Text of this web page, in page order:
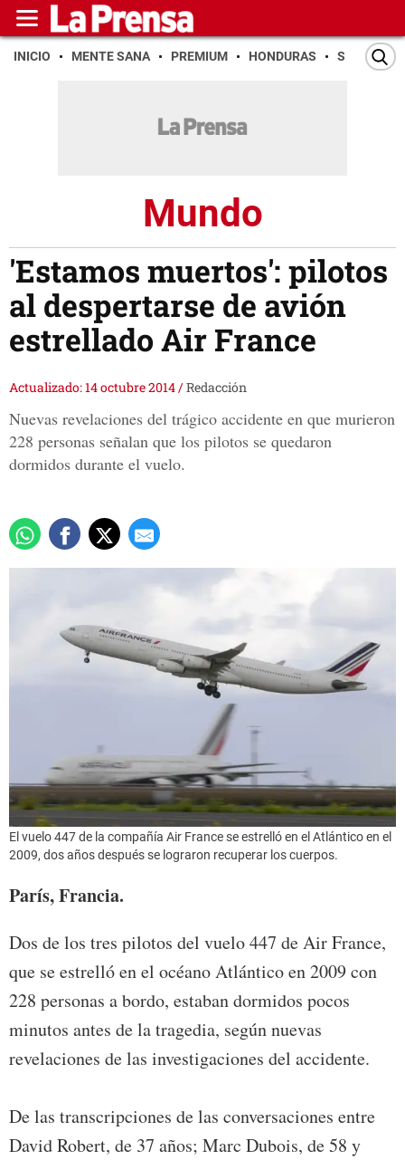
INICIO MENTE SANA PREMIUM HONDURAS SAN PEDRO
Mundo
'Estamos muertos': pilotos
al despertarse de avión
estrellado Air France
Actualizado: 14 octubre 2014/Redacción
Nuevas revelaciones del trágico accidente en que murieron
228 personas señalan que los pilotos se quedaron
dormidos durante el vuelo.
El vuelo 447 de la compañía Air France se estrelló en el Atlántico en el
2009, dos años después se lograron recuperar los cuerpos.
París, Francia.
Dos de los tres pilotos del vuelo 447 de Air France,
que se estrelló en el océano Atlántico en 2009 con
228 personas a bordo, estaban dormidos pocos
minutos antes de la tragedia, según nuevas
revelaciones de las investigaciones del accidente.
De las transcripciones de las conversaciones entre
David Robert, de 37 años; Marc Dubois, de 58 y